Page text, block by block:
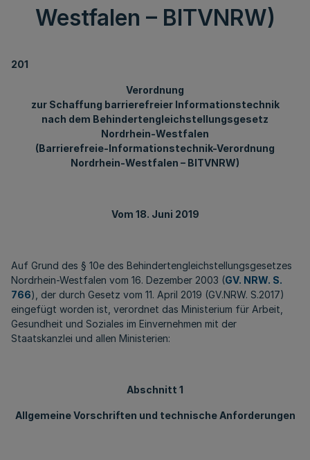
Westfalen – BITVNRW)
201
Verordnung
zur Schaffung barrierefreier Informationstechnik
nach dem Behindertengleichstellungsgesetz
Nordrhein-Westfalen
(Barrierefreie-Informationstechnik-Verordnung
Nordrhein-Westfalen – BITVNRW)
Vom 18. Juni 2019
Auf Grund des § 10e des Behindertengleichstellungsgesetzes
Nordrhein-Westfalen vom 16. Dezember 2003 (GV. NRW. S.
766), der durch Gesetz vom 11. April 2019 (GV.NRW. S.2017)
eingefügt worden ist, verordnet das Ministerium für Arbeit,
Gesundheit und Soziales im Einvernehmen mit der
Staatskanzlei und allen Ministerien:
Abschnitt 1
Allgemeine Vorschriften und technische Anforderungen